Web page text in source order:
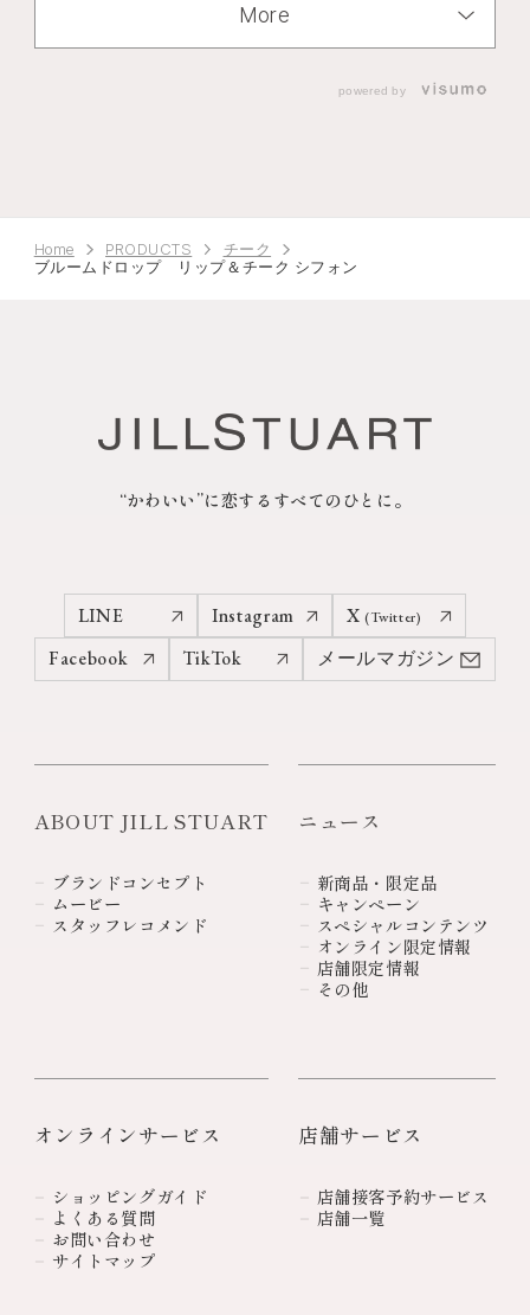
More
powered by
Home PRODUCTS
チーク
ブルームドロップ リップ＆チーク シフォン
“かわいい”に恋するすべてのひとに。
LINE Instagram X (Twitter)
Facebook TikTok メールマガジン
ABOUT JILL STUART
ブランドコンセプト
ムービー
スタッフレコメンド
ニュース
新商品・限定品
キャンペーン
スペシャルコンテンツ
オンライン限定情報
店舗限定情報
その他
オンラインサービス
ショッピングガイド
よくある質問
お問い合わせ
サイトマップ
店舗サービス
店舗接客予約サービス
店舗一覧